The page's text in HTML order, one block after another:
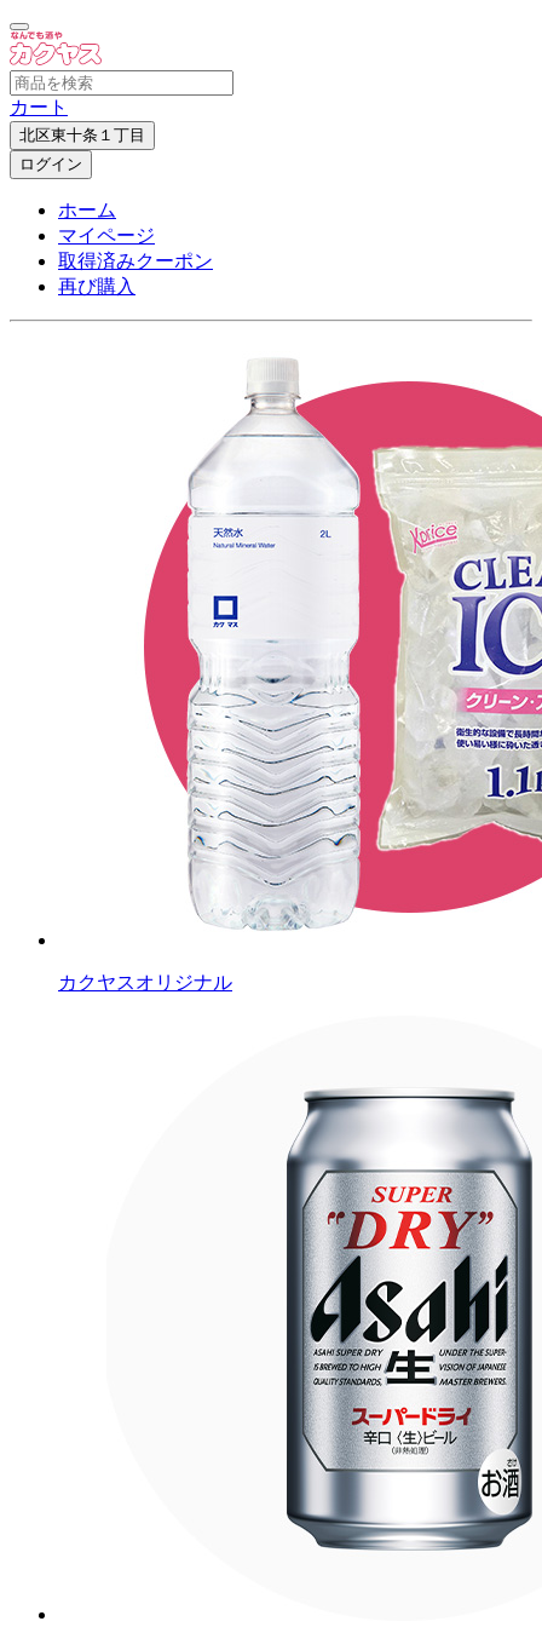
カート
北区東十条１丁目
ログイン
ホーム
マイページ
取得済みクーポン
再び購入
カクヤスオリジナル